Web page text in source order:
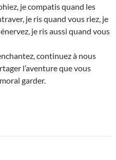
je compatis quand les
je ris quand vous riez, je
je ris aussi quand vous
continuez à nous
l’aventure que vous
garder.